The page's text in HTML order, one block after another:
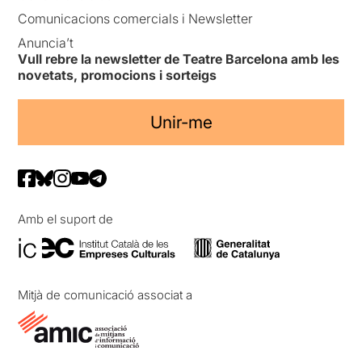
Comunicacions comercials i Newsletter
Anuncia’t
Vull rebre la newsletter de Teatre Barcelona amb les
novetats, promocions i sorteigs
Unir-me
Amb el suport de
Mitjà de comunicació associat a